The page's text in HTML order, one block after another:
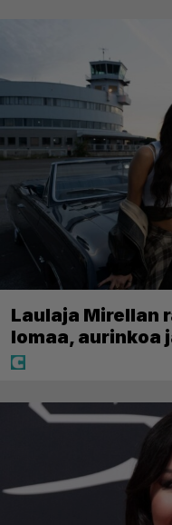
Laulaja Mirellan
lomaa, aurinkoa